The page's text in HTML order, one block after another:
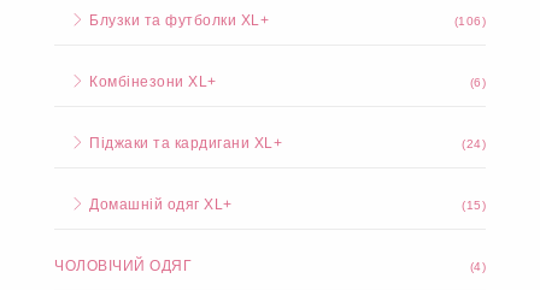
Блузки та футболки XL+ (106)
Комбінезони XL+ (6)
Піджаки та кардигани XL+ (24)
Домашній одяг XL+ (15)
ЧОЛОВІЧИЙ ОДЯГ (4)